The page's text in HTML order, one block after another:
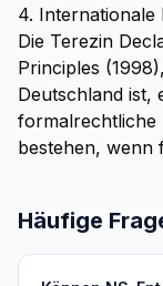
4. Internationale
Die Terezin
Principles
Deutschland ist,
formalrechtliche
bestehen, wenn
Häufige